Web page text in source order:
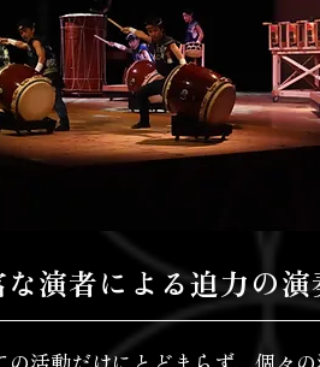
演者による迫力の演